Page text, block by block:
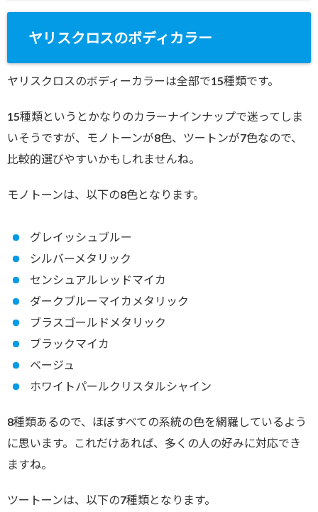
ヤリスクロスのボディカラー
ヤリスクロスのボディーカラーは全部で15種類です。
15種類というとかなりのカラーナインナップで迷ってしま
いそうですが、モノトーンが8色、ツートンが7色なので、
比較的選びやすいかもしれませんね。
モノトーンは、以下の8色となります。
グレイッシュブルー
シルバーメタリック
センシュアルレッドマイカ
ダークブルーマイカメタリック
ブラスゴールドメタリック
ブラックマイカ
ベージュ
ホワイトパールクリスタルシャイン
8種類あるので、ほぼすべての系統の色を網羅しているよう
に思います。これだけあれば、多くの人の好みに対応でき
ますね。
ツートーンは、以下の7種類となります。